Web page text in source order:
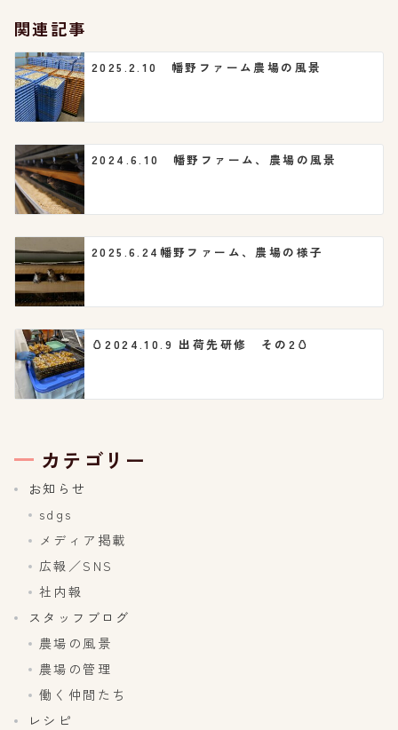
シ
ョ
ン
関連記事
2025.2.10 幡野ファーム農場の風景
2024.6.10 幡野ファーム、農場の風景
2025.6.24幡野ファーム、農場の様子
🥚2024.10.9 出荷先研修 その2🥚
カテゴリー
お知らせ
sdgs
メディア掲載
広報／SNS
社内報
スタッフブログ
農場の風景
農場の管理
働く仲間たち
レシピ